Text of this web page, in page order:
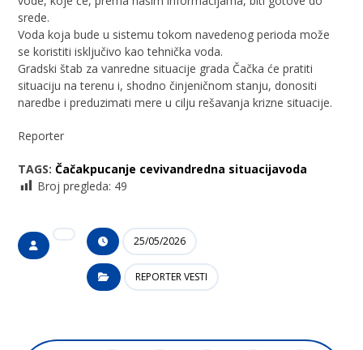
srede.
Voda koja bude u sistemu tokom navedenog perioda može
se koristiti isključivo kao tehnička voda.
Gradski štab za vanredne situacije grada Čačka će pratiti
situaciju na terenu i, shodno činjeničnom stanju, donositi
naredbe i preduzimati mere u cilju rešavanja krizne situacije.
Reporter
TAGS:Čačakpucanje cevivandredna situacijavoda
Broj pregleda: 49
25/05/2026
REPORTER VESTI